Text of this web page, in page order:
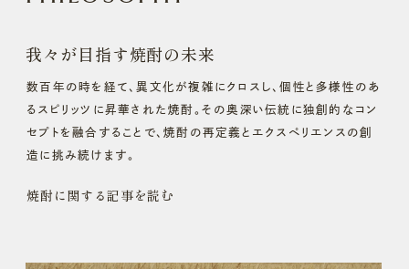
我々が目指す焼酎の未来
数百年の時を経て、異文化が複雑にクロスし、個性と多様性のあ
るスピリッツに昇華された焼酎。その奥深い伝統に独創的なコン
セプトを融合することで、焼酎の再定義とエクスペリエンスの創
造に挑み続けます。
焼酎に関する記事を読む